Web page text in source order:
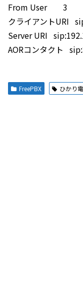
From User 3
クライアントURI
Server URI
AORコンタクト
FreePBX ひかり